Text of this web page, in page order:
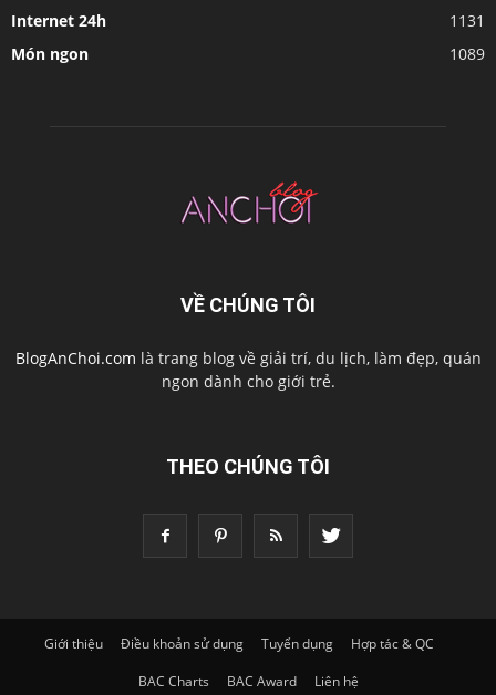
Internet 24h
1131
Món ngon
1089
VỀ CHÚNG TÔI
BlogAnChoi.com là trang blog về giải trí, du lịch, làm đẹp, quán
ngon dành cho giới trẻ.
THEO CHÚNG TÔI
Giới thiệu Điều khoản sử dụng Tuyển dụng
Hợp tác & QC
BAC Charts
BAC Award Liên hệ